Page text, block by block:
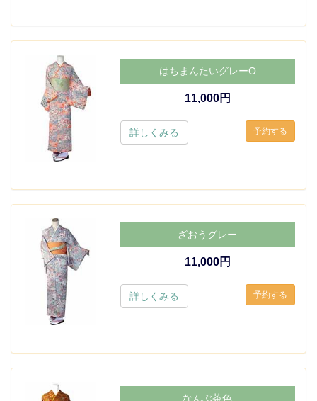
はちまんたいグレーO
11,000円
詳しくみる
ざおうグレー
11,000円
詳しくみる
なんぶ茶色